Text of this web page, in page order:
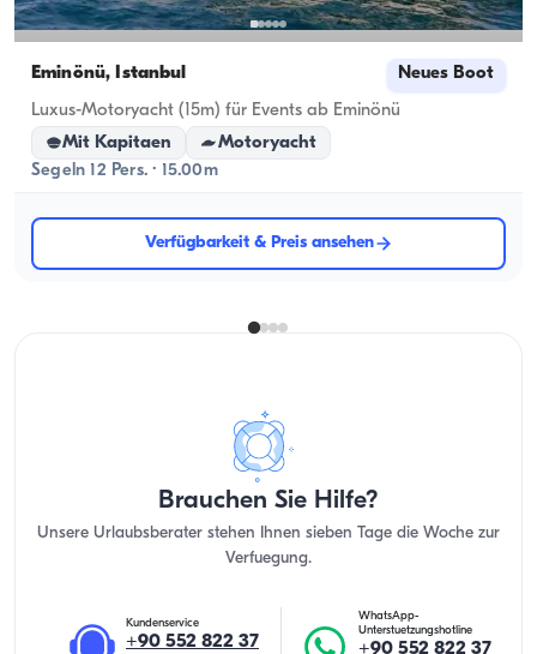
Eminönü, İstanbul Neues Boot
Luxus-Motoryacht (15m) für Events ab Eminönü
Mit Kapitaen
Motoryacht
Segeln 12 Pers. · 15.00m
Verfügbarkeit & Preis ansehen
Brauchen Sie Hilfe?
Unsere Urlaubsberater stehen Ihnen sieben Tage die Woche zur
Verfuegung.
Kundenservice
+90 552 822 37
WhatsApp-
Unterstuetzungshotline
+90 552 822 37